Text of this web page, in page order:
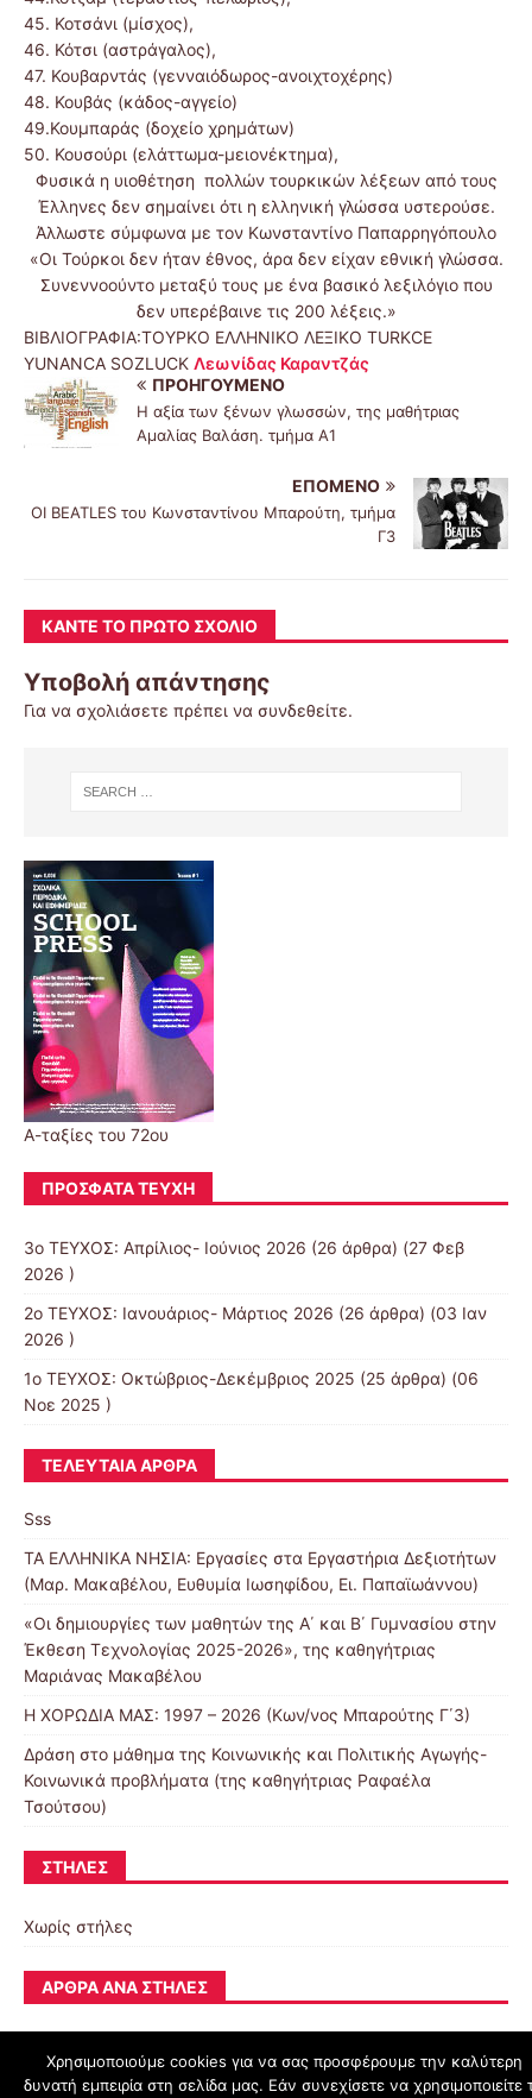
45. Κοτσάνι (μίσχος),
46. Κότσι (αστράγαλος),
47. Κουβαρντάς (γενναιόδωρος-ανοιχτοχέρης)
48. Κουβάς (κάδος-αγγείο)
49.Κουμπαράς (δοχείο χρημάτων)
50. Κουσούρι (ελάττωμα-μειονέκτημα),
Φυσικά η υιοθέτηση πολλών τουρκικών λέξεων από τους
Έλληνες δεν σημαίνει ότι η ελληνική γλώσσα υστερούσε.
Άλλωστε σύμφωνα με τον Κωνσταντίνο Παπαρρηγόπουλο
«Οι Τούρκοι δεν ήταν έθνος, άρα δεν είχαν εθνική γλώσσα.
Συνεννοούντο μεταξύ τους με ένα βασικό λεξιλόγιο που
δεν υπερέβαινε τις 200 λέξεις.»
ΒΙΒΛΙΟΓΡΑΦΙΑ:ΤΟΥΡΚΟ ΕΛΛΗΝΙΚΟ ΛΕΞΙΚΟ TURKCE
YUNANCA SOZLUCK Λεωνίδας Καραντζάς
ΠΡΟΗΓΟΎΜΕΝΟ
Η αξία των ξένων γλωσσών, της μαθήτριας
Αμαλίας Βαλάση. τμήμα Α1
ΕΠΌΜΕΝΟ
ΟΙ BEATLES του Κωνσταντίνου Μπαρούτη, τμήμα
Γ3
ΚΆΝΤΕ ΤΟ ΠΡΏΤΟ ΣΧΌΛΙΟ
Υποβολή απάντησης
Για να σχολιάσετε πρέπει να συνδεθείτε.
Α-ταξίες του 72ου
ΠΡΌΣΦΑΤΑ ΤΕΎΧΗ
3ο ΤΕΥΧΟΣ: Απρίλιος- Ιούνιος 2026 (26 άρθρα) (27 Φεβ
2026 )
2ο ΤΕΥΧΟΣ: Ιανουάριος- Μάρτιος 2026 (26 άρθρα) (03 Ιαν
2026 )
1ο ΤΕΥΧΟΣ: Οκτώβριος-Δεκέμβριος 2025 (25 άρθρα) (06
Νοε 2025 )
ΤΕΛΕΥΤΑΊΑ ΆΡΘΡΑ
Sss
ΤΑ ΕΛΛΗΝΙΚΑ ΝΗΣΙΑ: Εργασίες στα Εργαστήρια Δεξιοτήτων
(Μαρ. Μακαβέλου, Ευθυμία Ιωσηφίδου, Ει. Παπαϊωάννου)
«Οι δημιουργίες των μαθητών της Α΄ και Β΄ Γυμνασίου στην
Έκθεση Τεχνολογίας 2025-2026», της καθηγήτριας
Μαριάνας Μακαβέλου
Η ΧΟΡΩΔΙΑ ΜΑΣ: 1997 – 2026 (Κων/νος Μπαρούτης Γ΄3)
Δράση στο μάθημα της Κοινωνικής και Πολιτικής Αγωγής-
Κοινωνικά προβλήματα (της καθηγήτριας Ραφαέλα
Τσούτσου)
ΣΤΉΛΕΣ
Χωρίς στήλες
ΆΡΘΡΑ ΑΝΆ ΣΤΉΛΕΣ
Χρησιμοποιούμε cookies για να σας προσφέρουμε την καλύτερη
δυνατή εμπειρία στη σελίδα μας. Εάν συνεχίσετε να χρησιμοποιείτε